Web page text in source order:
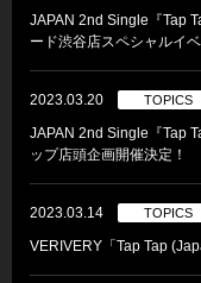
JAPAN 2nd Single『Tap
ード渋谷店スペシャルイ
2023.03.20 TOPICS
JAPAN 2nd Single『Tap
ップ店頭企画開催決定！
2023.03.14 TOPICS
VERIVERY「Tap Tap